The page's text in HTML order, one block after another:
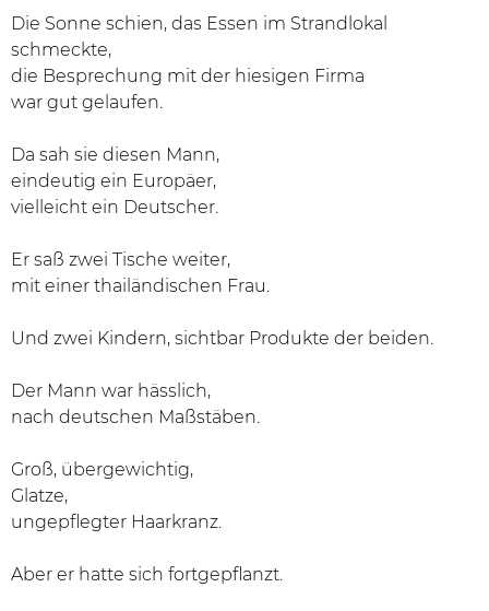
Die Sonne schien, das Essen im Strandlokal
schmeckte,
die Besprechung mit der hiesigen Firma
war gut gelaufen.
Da sah sie diesen Mann,
eindeutig ein Europäer,
vielleicht ein Deutscher.
Er saß zwei Tische weiter,
mit einer thailändischen Frau.
Und zwei Kindern, sichtbar Produkte der beiden.
Der Mann war hässlich,
nach deutschen Maßstäben.
Groß, übergewichtig,
Glatze,
ungepflegter Haarkranz.
Aber er hatte sich fortgepflanzt.